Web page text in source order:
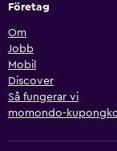
Företag
Om
Jobb
Mobil
Discover
Så fungerar vi
momondo-